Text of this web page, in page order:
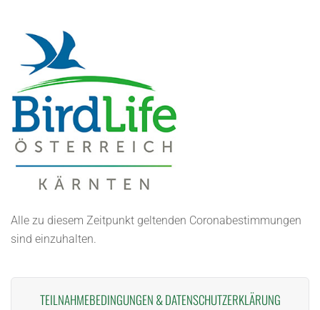
Alle zu diesem Zeitpunkt geltenden Coronabestimmungen
sind einzuhalten.
TEILNAHMEBEDINGUNGEN &DATENSCHUTZERKLÄRUNG